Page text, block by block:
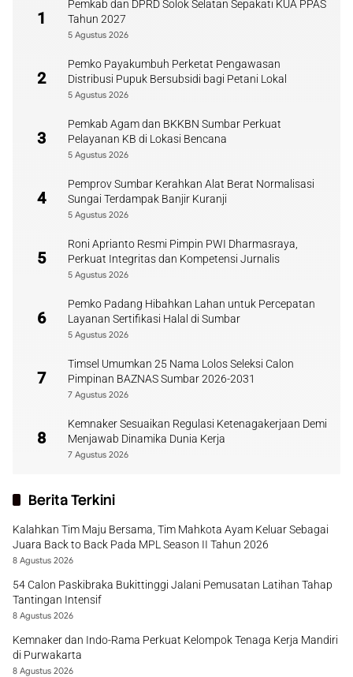
1
Pemkab dan DPRD Solok Selatan Sepakati KUA PPAS
Tahun 2027
5 Agustus 2026
2
Pemko Payakumbuh Perketat Pengawasan
Distribusi Pupuk Bersubsidi bagi Petani Lokal
5 Agustus 2026
3
Pemkab Agam dan BKKBN Sumbar Perkuat
Pelayanan KB di Lokasi Bencana
5 Agustus 2026
4
Pemprov Sumbar Kerahkan Alat Berat Normalisasi
Sungai Terdampak Banjir Kuranji
5 Agustus 2026
5
Roni Aprianto Resmi Pimpin PWI Dharmasraya,
Perkuat Integritas dan Kompetensi Jurnalis
5 Agustus 2026
6
Pemko Padang Hibahkan Lahan untuk Percepatan
Layanan Sertifikasi Halal di Sumbar
5 Agustus 2026
7
Timsel Umumkan 25 Nama Lolos Seleksi Calon
Pimpinan BAZNAS Sumbar 2026-2031
7 Agustus 2026
8
Kemnaker Sesuaikan Regulasi Ketenagakerjaan Demi
Menjawab Dinamika Dunia Kerja
7 Agustus 2026
Berita Terkini
Kalahkan Tim Maju Bersama, Tim Mahkota Ayam Keluar Sebagai
Juara Back to Back Pada MPL Season II Tahun 2026
8 Agustus 2026
54 Calon Paskibraka Bukittinggi Jalani Pemusatan Latihan Tahap
Tantingan Intensif
8 Agustus 2026
Kemnaker dan Indo-Rama Perkuat Kelompok Tenaga Kerja Mandiri
di Purwakarta
8 Agustus 2026